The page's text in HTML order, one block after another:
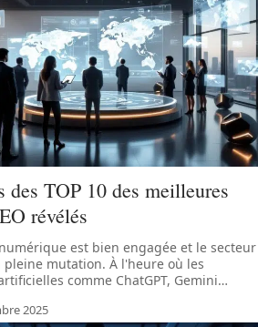
des TOP 10 des meilleures
révélés
est bien engagée et le secteur
pleine mutation. À l'heure où les
comme ChatGPT, Gemini…
2025